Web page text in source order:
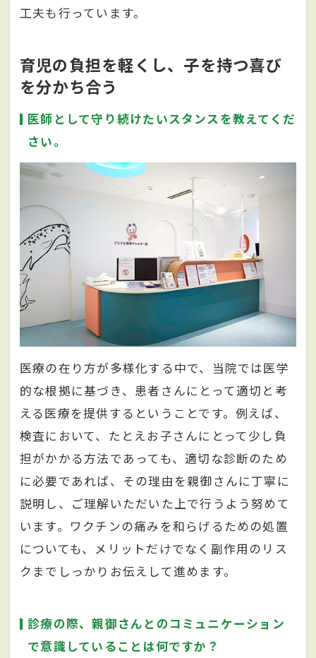
工夫も行っています。
育児の負担を軽くし、子を持つ喜び
を分かち合う
医師として守り続けたいスタンスを教えてくだ
さい。
医療の在り方が多様化する中で、当院では医学
的な根拠に基づき、患者さんにとって適切と考
える医療を提供するということです。例えば、
検査において、たとえお子さんにとって少し負
担がかかる方法であっても、適切な診断のため
に必要であれば、その理由を親御さんに丁寧に
説明し、ご理解いただいた上で行うよう努めて
います。ワクチンの痛みを和らげるための処置
についても、メリットだけでなく副作用のリス
クまでしっかりお伝えして進めます。
診療の際、親御さんとのコミュニケーション
で意識していることは何ですか？